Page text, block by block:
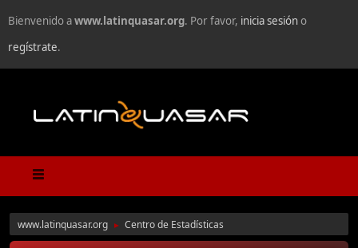
Bienvenido awww.latinquasar.org. Por favor, inicia sesióno
regístrate.
www.latinquasar.org ► Centro de Estadísticas